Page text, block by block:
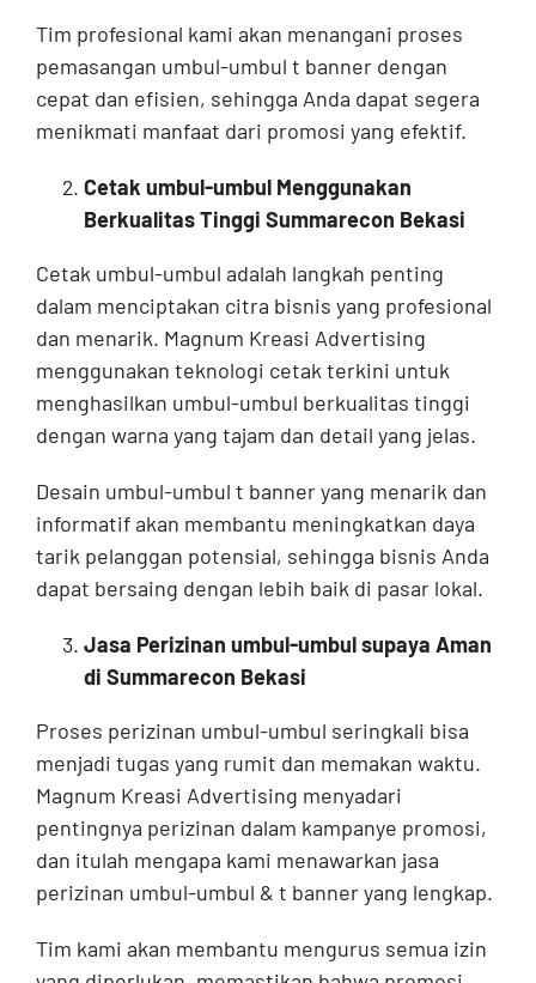
Tim profesional kami akan menangani proses
pemasangan umbul-umbul t banner dengan
cepat dan efisien, sehingga Anda dapat segera
menikmati manfaat dari promosi yang efektif.
Cetak umbul-umbul Menggunakan
Berkualitas Tinggi Summarecon Bekasi
Cetak umbul-umbul adalah langkah penting
dalam menciptakan citra bisnis yang profesional
dan menarik. Magnum Kreasi Advertising
menggunakan teknologi cetak terkini untuk
menghasilkan umbul-umbul berkualitas tinggi
dengan warna yang tajam dan detail yang jelas.
Desain umbul-umbul t banner yang menarik dan
informatif akan membantu meningkatkan daya
tarik pelanggan potensial, sehingga bisnis Anda
dapat bersaing dengan lebih baik di pasar lokal.
Jasa Perizinan umbul-umbul supaya Aman
di Summarecon Bekasi
Proses perizinan umbul-umbul seringkali bisa
menjadi tugas yang rumit dan memakan waktu.
Magnum Kreasi Advertising menyadari
pentingnya perizinan dalam kampanye promosi,
dan itulah mengapa kami menawarkan jasa
perizinan umbul-umbul & t banner yang lengkap.
Tim kami akan membantu mengurus semua izin